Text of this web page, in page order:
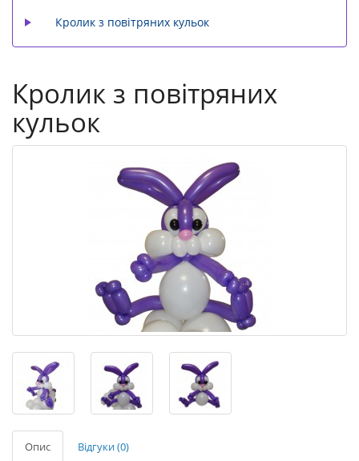
Кролик з повітряних кульок
Кролик з повітряних
кульок
Опис Відгуки (0)